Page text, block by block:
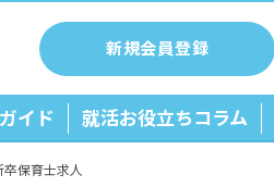
新規会員登録
イド 就活お役立ちコラム
卒保育士求人